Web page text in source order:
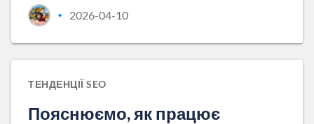
• 2026-04-10
ТЕНДЕНЦІЇ SEO
Пояснюємо, як працює